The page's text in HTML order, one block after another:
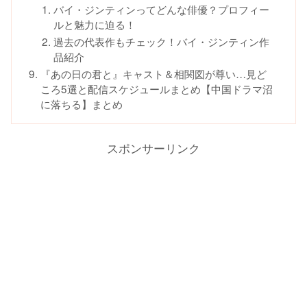
バイ・ジンティンってどんな俳優？プロフィー
ルと魅力に迫る！
過去の代表作もチェック！バイ・ジンティン作
品紹介
『あの日の君と』キャスト＆相関図が尊い…見ど
ころ5選と配信スケジュールまとめ【中国ドラマ沼
に落ちる】まとめ
スポンサーリンク